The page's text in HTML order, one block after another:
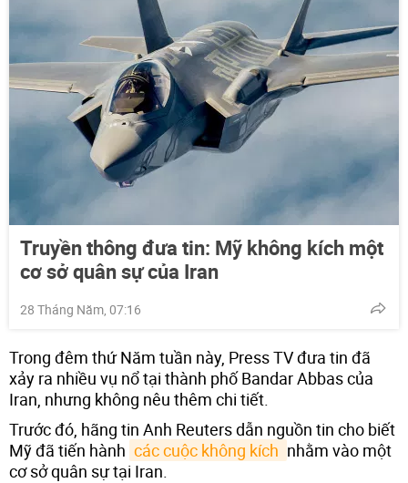
Truyền thông đưa tin: Mỹ không kích một
cơ sở quân sự của Iran
28 Tháng Năm, 07:16
Trong đêm thứ Năm tuần này, Press TV đưa tin đã
xảy ra nhiều vụ nổ tại thành phố Bandar Abbas của
Iran, nhưng không nêu thêm chi tiết.
Trước đó, hãng tin Anh Reuters dẫn nguồn tin cho biết
Mỹ đã tiến hành các cuộc không kích nhằm vào một
cơ sở quân sự tại Iran.